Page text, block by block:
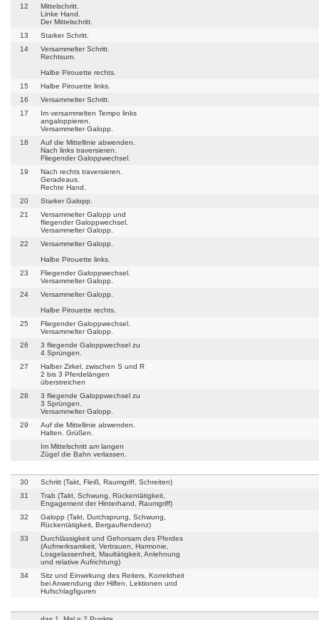
12
Mittelschritt.
Linke Hand.
Der Mittelschritt.
13
Starker Schritt.
14
Versammelter Schritt.
Rechtsum.
Halbe Pirouette rechts.
15
Halbe Pirouette links.
16
Versammelter Schritt.
17
Im versammelten Tempo links
angaloppieren.
Versammelter Galopp.
18
Auf die Mittellinie abwenden.
Nach links traversieren.
Fliegender Galoppwechsel.
19
Nach rechts traversieren.
Geradeaus.
Rechte Hand.
20
Starker Galopp.
21
Versammelter Galopp und
fliegender Galoppwechsel.
Versammelter Galopp.
22
Versammelter Galopp.
Halbe Pirouette links.
23
Fliegender Galoppwechsel.
Versammelter Galopp.
24
Versammelter Galopp.
Halbe Pirouette rechts.
25
Fliegender Galoppwechsel.
Versammelter Galopp.
26
3 fliegende Galoppwechsel zu
4 Sprüngen.
27
Halber Zirkel, zwischen S und R
2 bis 3 Pferdelängen
überstreichen
28
3 fliegende Galoppwechsel zu
3 Sprüngen.
Versammelter Galopp.
29
Auf die Mittellinie abwenden.
Halten. Grüßen.
Im Mittelschritt am langen
Zügel die Bahn verlassen.
30
Schritt (Takt, Fleiß, Raumgriff, Schreiten)
31
Trab (Takt, Schwung, Rückentätigkeit,
Engagement der Hinterhand, Raumgriff)
32
Galopp (Takt, Durchsprung, Schwung,
Rückentätigkeit, Bergauftendenz)
33
Durchlässigkeit und Gehorsam des Pferdes
(Aufmerksamkeit, Vertrauen, Harmonie,
Losgelassenheit, Maultätigkeit, Anlehnung
und relative Aufrichtung)
34
Sitz und Einwirkung des Reiters, Korrektheit
bei Anwendung der Hilfen, Lektionen und
Hufschlagfiguren